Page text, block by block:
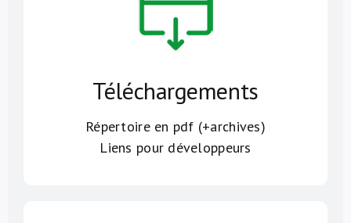
Téléchargements
Répertoire en pdf (+archives)
Liens pour développeurs